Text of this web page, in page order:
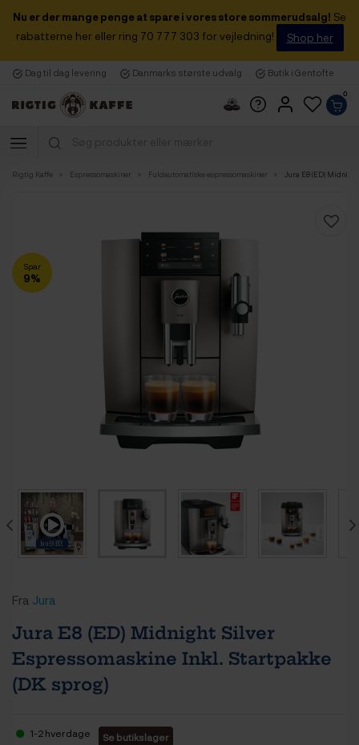
Nu er der mange penge at spare i vores store sommerudsalg! Se
rabatterne her eller ring 70 777 303 for vejledning!
Shop her
Dag til dag levering Danmarks største udvalg Butik i Gentofte
0
Rigtig Kaffe Espressomaskiner Fuldautomatiske espressomaskiner Jura E8 (ED)
Spar
9%
Fra Jura
Jura E8 (ED) Midnight Silver
Espressomaskine Inkl. Startpakke
(DK sprog)
1-2 hverdage
Se butikslager